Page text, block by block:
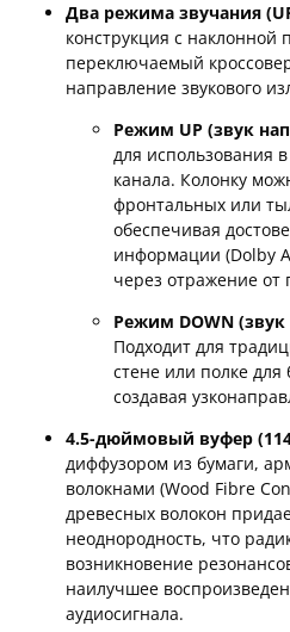
Два режима звучания
конструкция с
переключаемый
направление звукового
Режим UP (звук
для использования
канала. Колонку
фронтальных или
обеспечивая
информации (Dolby
через отражение от
Режим DOWN
Подходит для
стене или полке
создавая
4.5-дюймовый вуфер
диффузором из бумаги,
волокнами (Wood Fibre
древесных волокон
неоднородность, что
возникновение
наилучшее
аудиосигнала.